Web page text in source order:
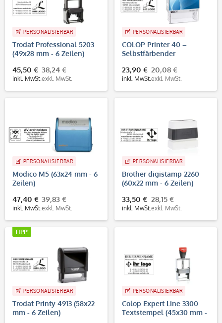
PERSONALISIERBAR
Trodat Professional 5203
(49x28 mm - 6 Zeilen)
45,50 €
inkl. MwSt.
38,24 €
exkl. MwSt.
PERSONALISIERBAR
COLOP Printer 40 –
Selbstfärbender
bis 6 Zeilen
23,90 €
inkl. MwSt.
20,08 €
exkl. MwSt.
PERSONALISIERBAR
Modico M5 (63x24 mm - 6
Zeilen)
47,40 €
inkl. MwSt.
39,83 €
exkl. MwSt.
PERSONALISIERBAR
Brother digistamp 2260
(60x22 mm - 6 Zeilen)
33,50 €
inkl. MwSt.
28,15 €
exkl. MwSt.
TIPP!
PERSONALISIERBAR
Trodat Printy 4913 (58x22
mm - 6 Zeilen)
PERSONALISIERBAR
Colop Expert Line 3300
Textstempel (45x30 mm -